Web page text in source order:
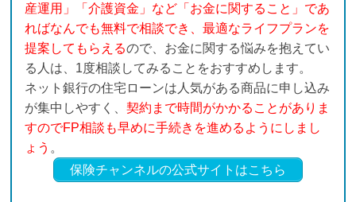
産運用」「介護資金」など「お金に関すること」であ
ればなんでも無料で相談でき、最適なライフプランを
提案してもらえるので、お金に関する悩みを抱えてい
る人は、1度相談してみることをおすすめします。
ネット銀行の住宅ローンは人気がある商品に申し込み
が集中しやすく、契約まで時間がかかることがありま
すのでFP相談も早めに手続きを進めるようにしまし
ょう 。
保険チャンネルの公式サイトはこちら